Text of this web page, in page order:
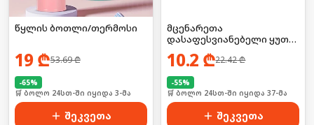
წყლის ბოთლი/თერმოსი
19 ₾53.69₾
-65%
🛒 ბოლო 24სთ-ში იყიდა 3-მა
შეკვეთა
მცენარეთა
დასაფესვიანებელი ყუთი
10.2 ₾22.42₾
-55%
🛒 ბოლო 24სთ-ში იყიდა 37-მა
შეკვეთა